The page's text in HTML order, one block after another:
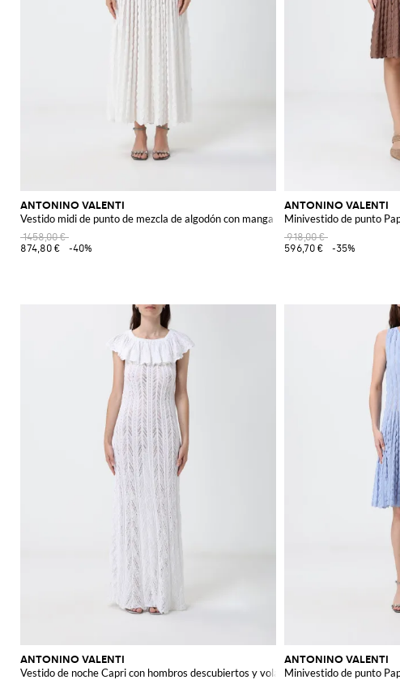
ANTONINO VALENTI
Vestido midi de punto de mezcla de algodón con manga larga
1458,00 €
874,80 €
-40%
ANTONINO VALENTI
Minivestido de punto
918,00 €
596,70 €
-35%
ANTONINO VALENTI
Vestido de noche Capri con hombros descubiertos y volantes
ANTONINO VALENTI
Minivestido de punto